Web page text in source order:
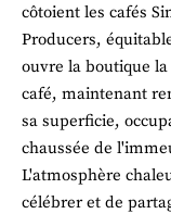
côtoient les cafés
Producers,
ouvre la boutique
café, maintenant
sa superficie,
chaussée de
L'atmosphère
célébrer et de